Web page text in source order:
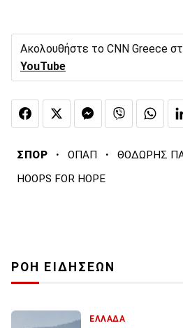
Ακολουθήστε το CNN Greece
YouTube
ΣΠΟΡ · ΟΠΑΠ · ΘΟΔΩΡΗΣ
HOOPS FOR HOPE
ΡΟΗ ΕΙΔΗΣΕΩΝ
ΕΛΛΑΔΑ